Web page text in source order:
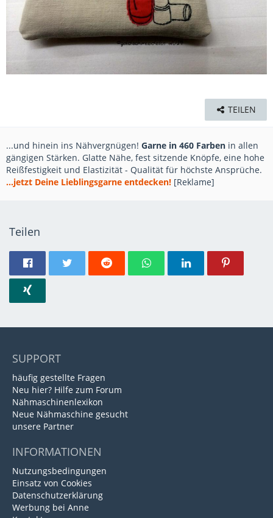
TEILEN
...und hinein ins Nähvergnügen! Garne in 460 Farben in allen
gängigen Stärken. Glatte Nähe, fest sitzende Knöpfe, eine hohe
Reißfestigkeit und Elastizität - Qualität für höchste Ansprüche.
...jetzt Deine Lieblingsgarne entdecken! [Reklame]
Teilen
SUPPORT
häufig gestellte Fragen
Neu hier? Hilfe zum Forum
Nähmaschinenlexikon
Neue Nähmaschine gesucht
unsere Partner
INFORMATIONEN
Nutzungsbedingungen
Einsatz von Cookies
Datenschutzerklärung
Werbung bei Anne